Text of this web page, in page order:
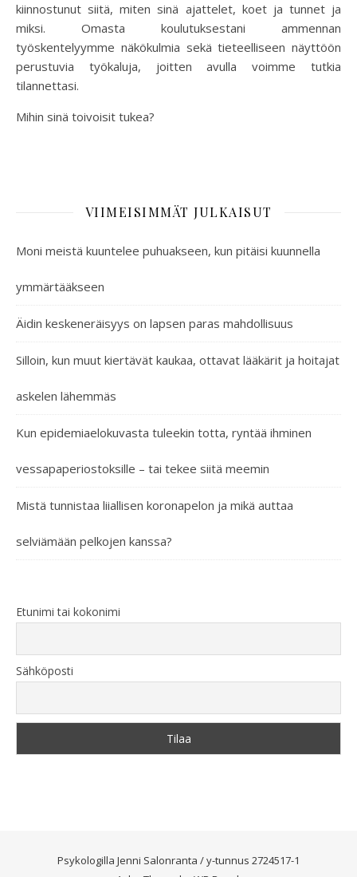
kiinnostunut siitä, miten sinä ajattelet, koet ja tunnet ja
miksi. Omasta koulutuksestani ammennan
työskentelyymme näkökulmia sekä tieteelliseen näyttöön
perustuvia työkaluja, joitten avulla voimme tutkia
tilannettasi.
Mihin sinä toivoisit tukea?
VIIMEISIMMÄT JULKAISUT
Moni meistä kuuntelee puhuakseen, kun pitäisi kuunnella
ymmärtääkseen
Äidin keskeneräisyys on lapsen paras mahdollisuus
Silloin, kun muut kiertävät kaukaa, ottavat lääkärit ja hoitajat
askelen lähemmäs
Kun epidemiaelokuvasta tuleekin totta, ryntää ihminen
vessapaperiostoksille – tai tekee siitä meemin
Mistä tunnistaa liiallisen koronapelon ja mikä auttaa
selviämään pelkojen kanssa?
Etunimi tai kokonimi
Sähköposti
Psykologilla Jenni Salonranta / y-tunnus 2724517-1